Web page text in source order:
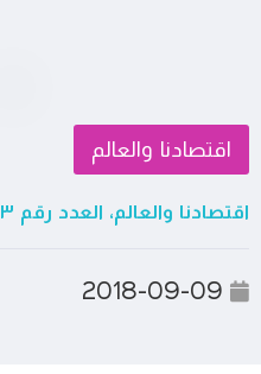
اقتصادنا والعالم
اقتصادنا والعالم، العدد رقم ١١٣